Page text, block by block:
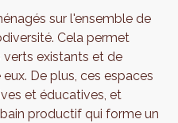
sur l'ensemble de
Cela permet
existants et de
De plus, ces espaces
et éducatives, et
productif qui forme un